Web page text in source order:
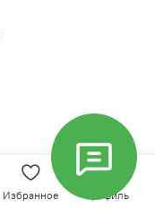
Избранное Профиль